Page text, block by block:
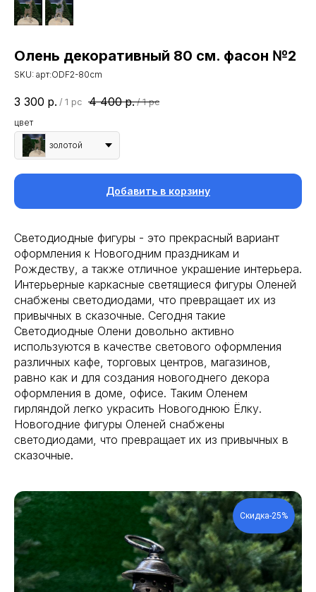
Олень декоративный 80 см. фасон №2
SKU: арт:ODF2-80cm
3 300 р. / 1 pc 4 400 р. / 1 pc
цвет
золотой
Добавить в корзину
Светодиодные фигуры - это прекрасный вариант
оформления к Новогодним праздникам и
Рождеству, а также отличное украшение интерьера.
Интерьерные каркасные светящиеся фигуры Оленей
снабжены светодиодами, что превращает их из
привычных в сказочные. Сегодня такие
Светодиодные Олени довольно активно
используются в качестве светового оформления
различных кафе, торговых центров, магазинов,
равно как и для создания новогоднего декора
оформления в доме, офисе. Таким Оленем
гирляндой легко украсить Новогоднюю Ёлку.
Новогодние фигуры Оленей снабжены
светодиодами, что превращает их из привычных в
сказочные.
Скидка-25%